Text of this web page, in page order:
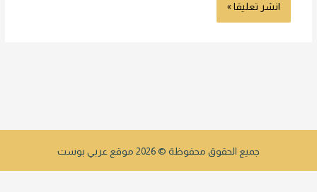
جميع الحقوق محفوظة © 2026 موقع عربي بوست